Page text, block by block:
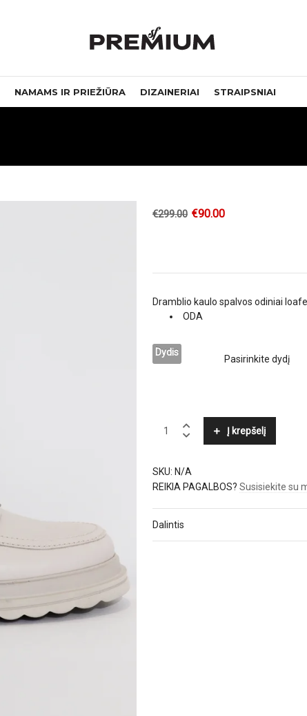
NAMAMS IR PRIEŽIŪRA DIZAINERIAI STRAIPSNIAI
€299.00 €90.00
Dramblio kaulo spalvos odiniai
ODA
Dydis
KENNEL
Į krepšelį
SKU: N/A
REIKIA PAGALBOS? Susisiekite su
Dalintis